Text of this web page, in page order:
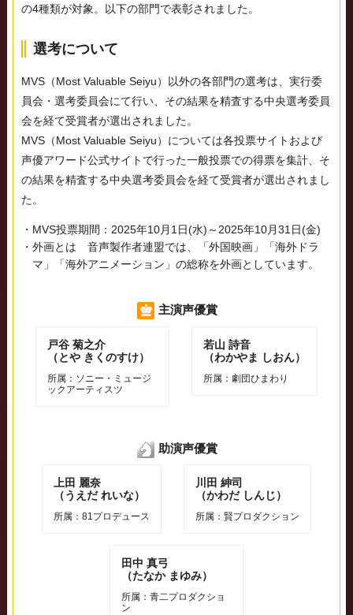
の4種類が対象。以下の部門で表彰されました。
選考について
MVS（Most Valuable Seiyu）以外の各部門の選考は、実行委
員会・選考委員会にて行い、その結果を精査する中央選考委員
会を経て受賞者が選出されました。
MVS（Most Valuable Seiyu）については各投票サイトおよび
声優アワード公式サイトで行った一般投票での得票を集計、そ
の結果を精査する中央選考委員会を経て受賞者が選出されまし
た。
・MVS投票期間：2025年10月1日(水)～2025年10月31日(金)
・外画とは 音声製作者連盟では、「外国映画」「海外ドラ
マ」「海外アニメーション」の総称を外画としています。
主演声優賞
戸谷 菊之介
（とや きくのすけ）
所属：ソニー・ミュージ
ックアーティスツ
若山 詩⾳
（わかやま しおん）
所属：劇団ひまわり
助演声優賞
上⽥ 麗奈
（うえだ れいな）
所属：81プロデュース
川⽥ 紳司
（かわだ しんじ）
所属：賢プロダクション
⽥中 真⼸
（たなか まゆみ）
所属：⻘⼆プロダクショ
ン